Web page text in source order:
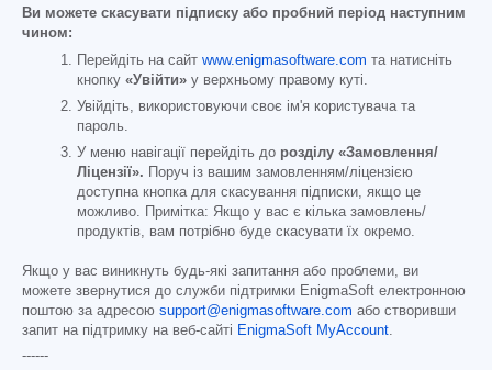
Ви можете скасувати підписку або пробний період наступним
чином:
Перейдіть на сайт www.enigmasoftware.com та натисніть
кнопку «Увійти» у верхньому правому куті.
Увійдіть, використовуючи своє ім'я користувача та
пароль.
У меню навігації перейдіть до розділу «Замовлення/
Ліцензії». Поруч із вашим замовленням/ліцензією
доступна кнопка для скасування підписки, якщо це
можливо. Примітка: Якщо у вас є кілька замовлень/
продуктів, вам потрібно буде скасувати їх окремо.
Якщо у вас виникнуть будь-які запитання або проблеми, ви
можете звернутися до служби підтримки EnigmaSoft електронною
поштою за адресою support@enigmasoftware.com або створивши
запит на підтримку на веб-сайті EnigmaSoft MyAccount.
------